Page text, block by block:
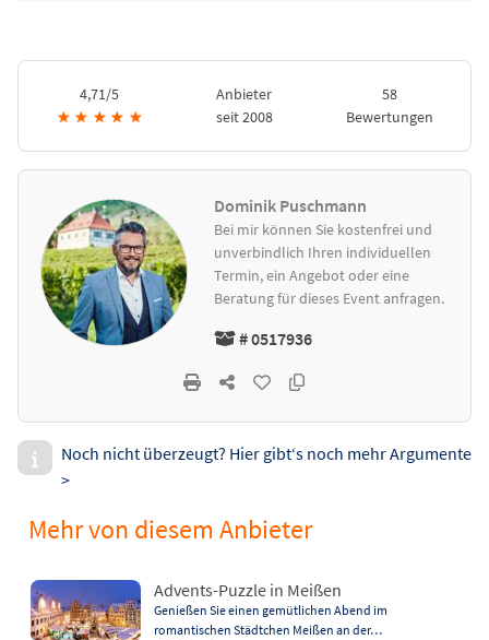
4,71/5
★ ★ ★ ★ ★
Anbieter
seit 2008
58
Bewertungen
Dominik Puschmann
Bei mir können Sie kostenfrei und
unverbindlich Ihren individuellen
Termin, ein Angebot oder eine
Beratung für dieses Event anfragen.
# 0517936
Noch nicht überzeugt? Hier gibt‘s noch mehr Argumente
>
Mehr von diesem Anbieter
Advents-Puzzle in Meißen
Genießen Sie einen gemütlichen Abend im
romantischen Städtchen Meißen an der…